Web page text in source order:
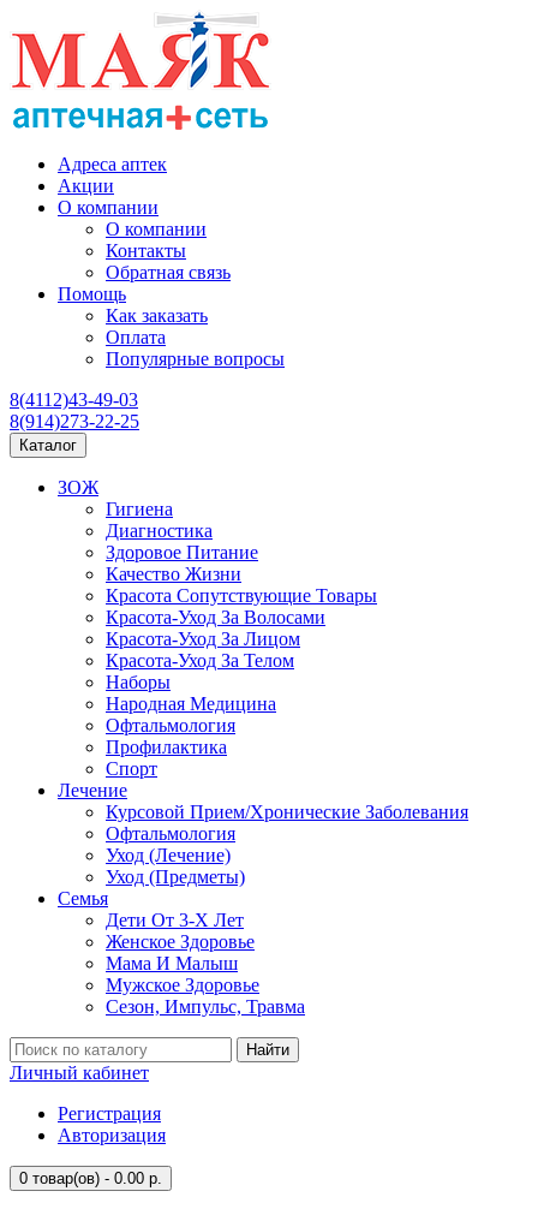
Адреса аптек
Акции
О компании
О компании
Контакты
Обратная связь
Помощь
Как заказать
Оплата
Популярные вопросы
8(4112)43-49-03
8(914)273-22-25
Каталог
ЗОЖ
Гигиена
Диагностика
Здоровое Питание
Качество Жизни
Красота Сопутствующие Товары
Красота-Уход За Волосами
Красота-Уход За Лицом
Красота-Уход За Телом
Наборы
Народная Медицина
Офтальмология
Профилактика
Спорт
Лечение
Курсовой Прием/Хронические Заболевания
Офтальмология
Уход (Лечение)
Уход (Предметы)
Семья
Дети От 3-Х Лет
Женское Здоровье
Мама И Малыш
Мужское Здоровье
Сезон, Импульс, Травма
Найти
Личный кабинет
Регистрация
Авторизация
0 товар(ов) - 0.00 р.